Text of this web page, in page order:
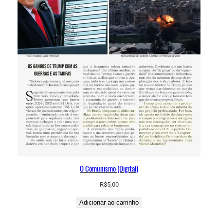
O Comunismo (Digital)
R$5,00
Adicionar ao carrinho